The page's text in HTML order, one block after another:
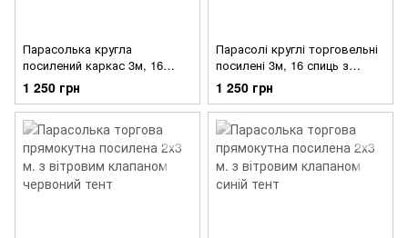
Парасолька кругла
посилений каркас 3м, 16
спиць з вітровим клапаном
Синій тент
1 250 грн
Парасолі круглі торговельні
посилені 3м, 16 спиць з
вітровим клапаном
Червоний тент
1 250 грн